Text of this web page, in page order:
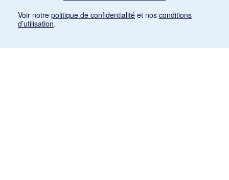
Voir notre politique de confidentialité et nos conditions
d’utilisation.